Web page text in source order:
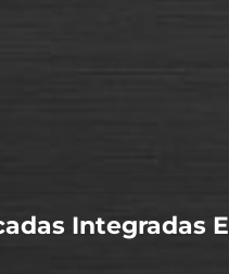
Integradas E